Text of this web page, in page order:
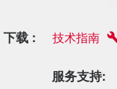
下载 : 技术指南
服务支持: